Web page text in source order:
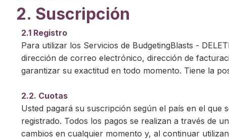
2. Suscripción
2.1 Registro
Para utilizar los Servicios de BudgetingBlasts -
dirección de correo electrónico, dirección de
garantizar su exactitud en todo momento. Tiene la
2.2. Cuotas
Usted pagará su suscripción según el país en el que
registrado. Todos los pagos se realizan a través de
cambios en cualquier momento y, al continuar